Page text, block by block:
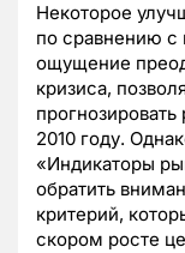
Некоторое
по сравнению с
ощущение
кризиса,
2010 году.
«Индикаторы
обратить
критерий,
скором росте